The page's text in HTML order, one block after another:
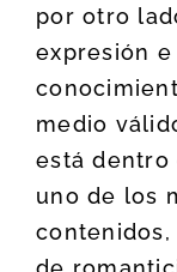
por otro
expresión
medio
está dentro
uno de los